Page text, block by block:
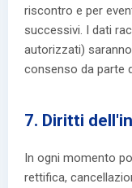
riscontro e per
successivi. I dati
autorizzati)
consenso da parte
7. Diritti
In ogni momento
rettifica,